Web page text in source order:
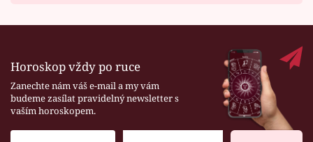
Horoskop vždy po ruce
Zanechte nám váš e-mail a my vám
budeme zasílat pravidelný newsletter s
vaším horoskopem.